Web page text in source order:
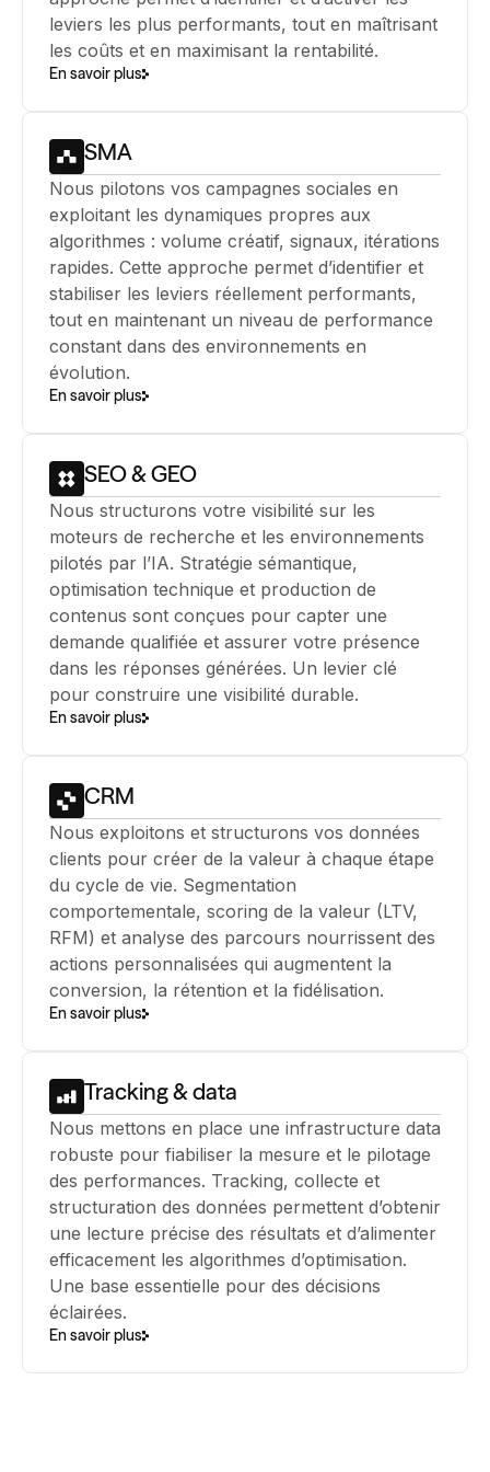
197%
Taux de clics
Thruplays
leviers les plus performants, tout en maîtrisant
les coûts et en maximisant la rentabilité.
En savoir plus
SMA
Nous pilotons vos campagnes sociales en
exploitant les dynamiques propres aux
algorithmes : volume créatif, signaux, itérations
rapides. Cette approche permet d’identifier et
stabiliser les leviers réellement performants,
tout en maintenant un niveau de performance
constant dans des environnements en
évolution.
En savoir plus
SEO & GEO
Nous structurons votre visibilité sur les
moteurs de recherche et les environnements
pilotés par l’IA. Stratégie sémantique,
optimisation technique et production de
contenus sont conçues pour capter une
demande qualifiée et assurer votre présence
dans les réponses générées. Un levier clé
pour construire une visibilité durable.
En savoir plus
CRM
Nous exploitons et structurons vos données
clients pour créer de la valeur à chaque étape
du cycle de vie. Segmentation
comportementale, scoring de la valeur (LTV,
RFM) et analyse des parcours nourrissent des
actions personnalisées qui augmentent la
conversion, la rétention et la fidélisation.
En savoir plus
Tracking & data
Nous mettons en place une infrastructure data
robuste pour fiabiliser la mesure et le pilotage
des performances. Tracking, collecte et
structuration des données permettent d’obtenir
une lecture précise des résultats et d’alimenter
efficacement les algorithmes d’optimisation.
Une base essentielle pour des décisions
éclairées.
En savoir plus